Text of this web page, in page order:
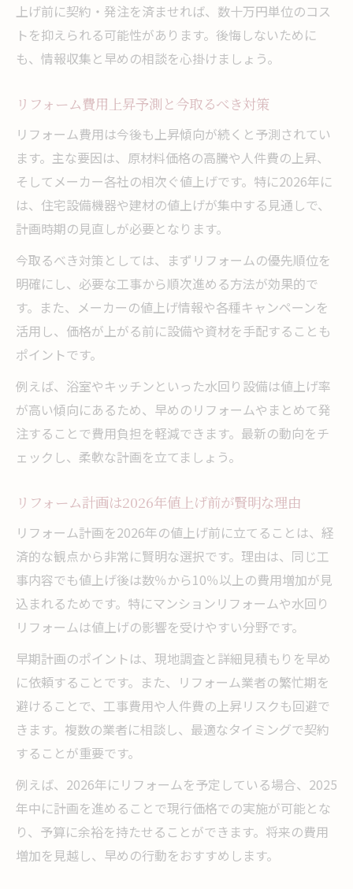
上げ前に契約・発注を済ませれば、数十万円単位のコス
トを抑えられる可能性があります。後悔しないために
も、情報収集と早めの相談を心掛けましょう。
リフォーム費用上昇予測と今取るべき対策
リフォーム費用は今後も上昇傾向が続くと予測されてい
ます。主な要因は、原材料価格の高騰や人件費の上昇、
そしてメーカー各社の相次ぐ値上げです。特に2026年に
は、住宅設備機器や建材の値上げが集中する見通しで、
計画時期の見直しが必要となります。
今取るべき対策としては、まずリフォームの優先順位を
明確にし、必要な工事から順次進める方法が効果的で
す。また、メーカーの値上げ情報や各種キャンペーンを
活用し、価格が上がる前に設備や資材を手配することも
ポイントです。
例えば、浴室やキッチンといった水回り設備は値上げ率
が高い傾向にあるため、早めのリフォームやまとめて発
注することで費用負担を軽減できます。最新の動向をチ
ェックし、柔軟な計画を立てましょう。
リフォーム計画は2026年値上げ前が賢明な理由
リフォーム計画を2026年の値上げ前に立てることは、経
済的な観点から非常に賢明な選択です。理由は、同じ工
事内容でも値上げ後は数％から10％以上の費用増加が見
込まれるためです。特にマンションリフォームや水回り
リフォームは値上げの影響を受けやすい分野です。
早期計画のポイントは、現地調査と詳細見積もりを早め
に依頼することです。また、リフォーム業者の繁忙期を
避けることで、工事費用や人件費の上昇リスクも回避で
きます。複数の業者に相談し、最適なタイミングで契約
することが重要です。
例えば、2026年にリフォームを予定している場合、2025
年中に計画を進めることで現行価格での実施が可能とな
り、予算に余裕を持たせることができます。将来の費用
増加を見越し、早めの行動をおすすめします。